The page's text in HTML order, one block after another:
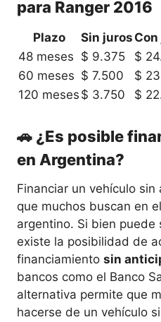
para Ranger 2016
Plazo Sin juros
48 meses $ 9.375
$
60 meses $ 7.500
$
120 meses $ 3.750 $
🚗 ¿Es posible
en Argentina?
Financiar un vehículo
que muchos buscan en
argentino. Si bien puede
existe la posibilidad de
financiamiento sin
bancos como el Banco
alternativa permite que
hacerse de un vehículo